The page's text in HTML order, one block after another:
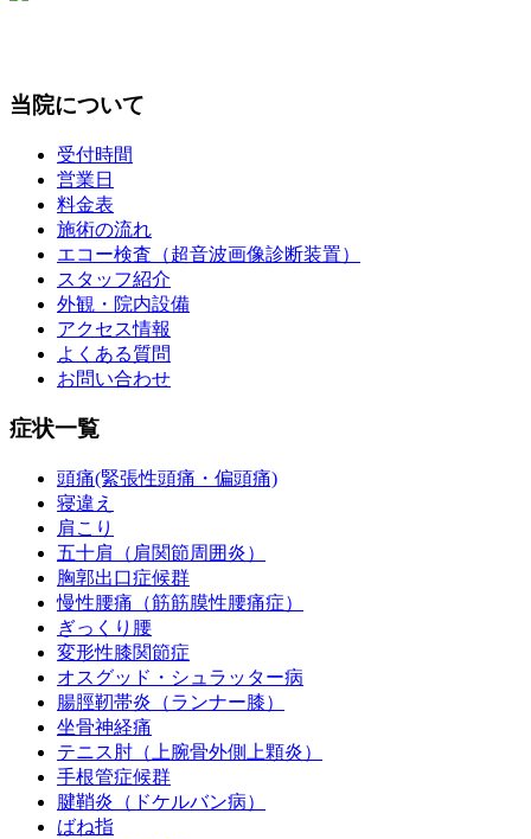
当院について
受付時間
営業日
料金表
施術の流れ
エコー検査（超音波画像診断装置）
スタッフ紹介
外観・院内設備
アクセス情報
よくある質問
お問い合わせ
症状一覧
頭痛(緊張性頭痛・偏頭痛)
寝違え
肩こり
五十肩（肩関節周囲炎）
胸郭出口症候群
慢性腰痛（筋筋膜性腰痛症）
ぎっくり腰
変形性膝関節症
オスグッド・シュラッター病
腸脛靭帯炎（ランナー膝）
坐骨神経痛
テニス肘（上腕骨外側上顆炎）
手根管症候群
腱鞘炎（ドケルバン病）
ばね指